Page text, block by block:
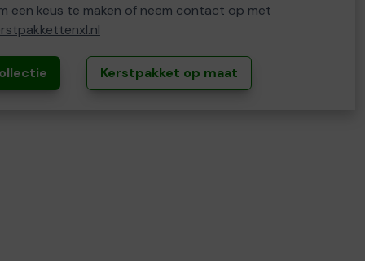
een keus te maken of neem contact op met
Kerstpakket op maat